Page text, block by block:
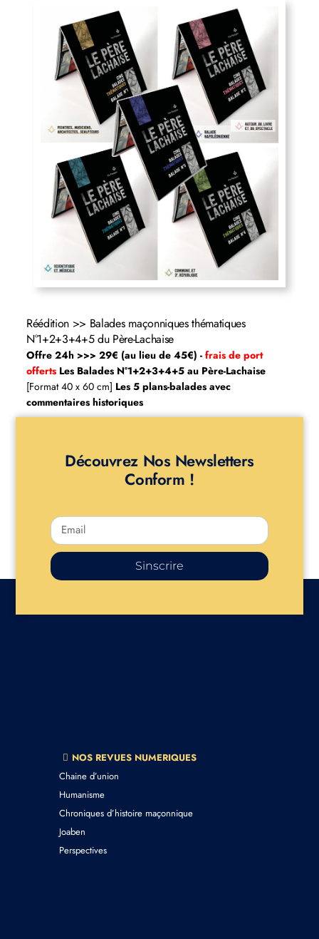
Réédition >> Balades maçonniques thématiques
N°1+2+3+4+5 du Père-Lachaise
Offre 24h >>> 29€ (au lieu de 45€) - frais de port
offerts Les Balades N°1+2+3+4+5 au Père-Lachaise
[Format 40 x 60 cm] Les 5 plans-balades avec
commentaires historiques
Découvrez Nos Newsletters
Conform !
Sinscrire
NOS REVUES NUMERIQUES
Chaine d’union
Humanisme
Chroniques d’histoire maçonnique
Joaben
Perspectives